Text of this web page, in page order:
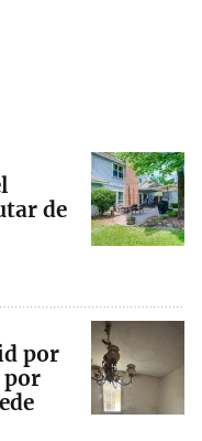
de
por
por